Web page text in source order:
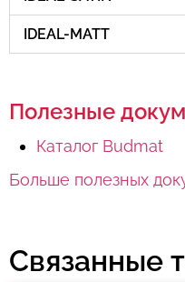
IDEAL-MATT
Полезные
Каталог Budmat
Больше полезных
Связанные